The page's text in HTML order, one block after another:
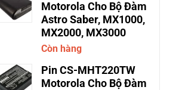
Motorola Cho Bộ Đàm
Astro Saber, MX1000,
MX2000, MX3000
Còn hàng
Pin CS-MHT220TW
Motorola Cho Bộ Đàm